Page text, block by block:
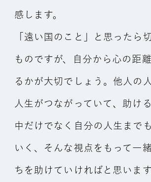
感します。
「遠い国のこと」と思ったら
ものですが、自分から心の距
るかが大切でしょう。他人の
人生がつながっていて、助け
中だけでなく自分の人生まで
いく、そんな視点をもって一
ちを助けていければと思います